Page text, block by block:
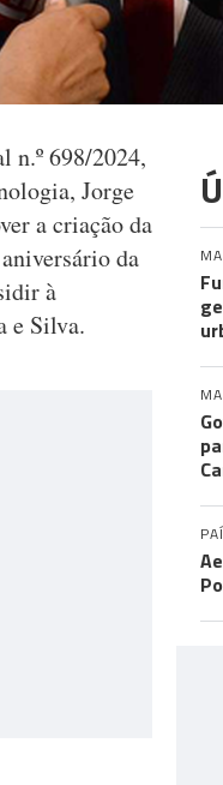
n.º 698/2024,
Jorge
a criação da
da
à
e Silva.